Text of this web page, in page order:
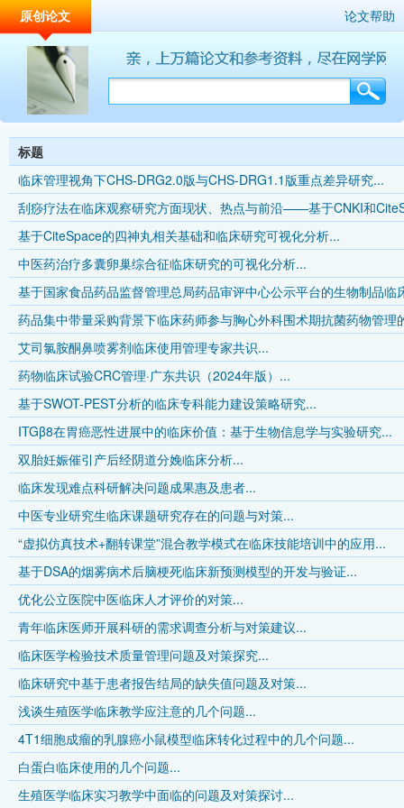
原创论文 论文帮助
标题
临床管理视角下CHS-DRG2.0版与CHS-DRG1.1版重点差异研究...
刮痧疗法在临床观察研究方面现状、热点与前沿——基于CNKI和
基于CiteSpace的四神丸相关基础和临床研究可视化分析...
中医药治疗多囊卵巢综合征临床研究的可视化分析...
基于国家食品药品监督管理总局药品审评中心公示平台的生物制品临
药品集中带量采购背景下临床药师参与胸心外科围术期抗菌药物管理
艾司氯胺酮鼻喷雾剂临床使用管理专家共识...
药物临床试验CRC管理·广东共识（2024年版）...
基于SWOT-PEST分析的临床专科能力建设策略研究...
ITGβ8在胃癌恶性进展中的临床价值：基于生物信息学与实验研究...
双胎妊娠催引产后经阴道分娩临床分析...
临床发现难点科研解决问题成果惠及患者...
中医专业研究生临床课题研究存在的问题与对策...
“虚拟仿真技术+翻转课堂”混合教学模式在临床技能培训中的应用...
基于DSA的烟雾病术后脑梗死临床新预测模型的开发与验证...
优化公立医院中医临床人才评价的对策...
青年临床医师开展科研的需求调查分析与对策建议...
临床医学检验技术质量管理问题及对策探究...
临床研究中基于患者报告结局的缺失值问题及对策...
浅谈生殖医学临床教学应注意的几个问题...
4T1细胞成瘤的乳腺癌小鼠模型临床转化过程中的几个问题...
白蛋白临床使用的几个问题...
生殖医学临床实习教学中面临的问题及对策探讨...